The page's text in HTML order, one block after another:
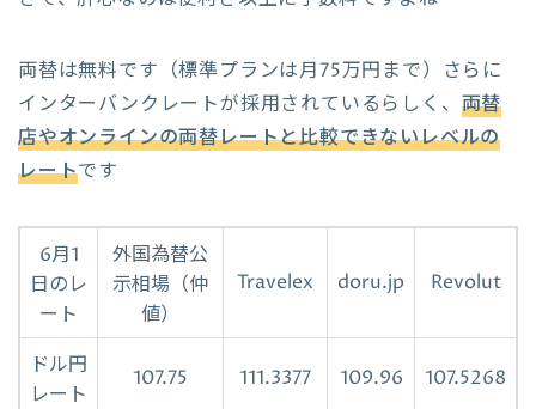
両替は無料です（標準プランは月75万円まで）さらに
インターバンクレートが採用されているらしく、 両替
店やオンラインの両替レートと比較できないレベルの
レートです
6月1
日のレ
ート
外国為替公
示相場（仲
値）
Travelex doru.jp Revolut
ドル円
レート
107.75 111.3377 109.96 107.5268